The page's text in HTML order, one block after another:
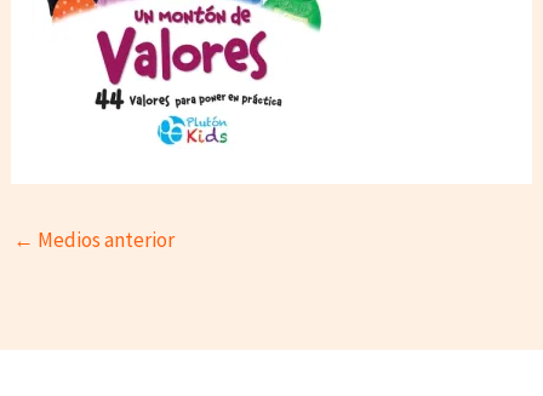
← Medios anterior